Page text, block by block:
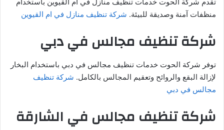
منظفات آمنة وصديقة للبيئة. شركة تنظيف منازل في ام القيوين
شركة تنظيف مجالس في دبي
توفر شركة الحوت خدمات تنظيف مجالس في دبي باستخدام البخار
لإزالة البقع والروائح وتعقيم المجالس بالكامل. شركة تنظيف
مجالس في دبي
شركة تنظيف مجالس في الشارقة